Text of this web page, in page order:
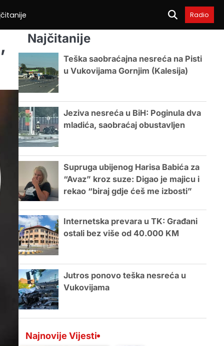
Radio
Najčitanije
Teška saobraćajna nesreća na Pisti
u Vukovijama Gornjim (Kalesija)
Jeziva nesreća u BiH: Poginula dva
mladića, saobraćaj obustavljen
Supruga ubijenog Harisa Babića za
“Avaz” kroz suze: Digao je majicu i
rekao “biraj gdje ćeš me izbosti”
Internetska prevara u TK: Građani
ostali bez više od 40.000 KM
Jutros ponovo teška nesreća u
Vukovijama
Najnovije Vijesti